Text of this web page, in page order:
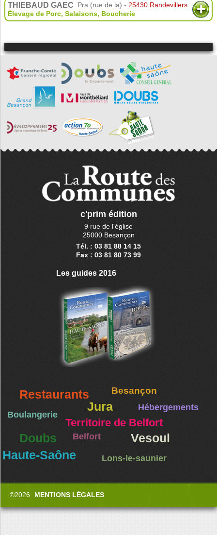
THIEBAUD GAEC Pra (rue de la) - 25430 Randevillers
Élevage de Porc, Salaisons, Boucherie
c'prim édition
9 rue de l'église
25000 Besançon
Tél. : 03 81 88 14 15
Fax : 03 81 80 73 99
Les guides 2016
Restaurants Besançon
Jura Hébergements
Boulangerie
Territoire de Belfort
Doubs Belfort
Vesoul
Haute-Saône
Lons-le-saunier
©2026 MENTIONS LÉGALES